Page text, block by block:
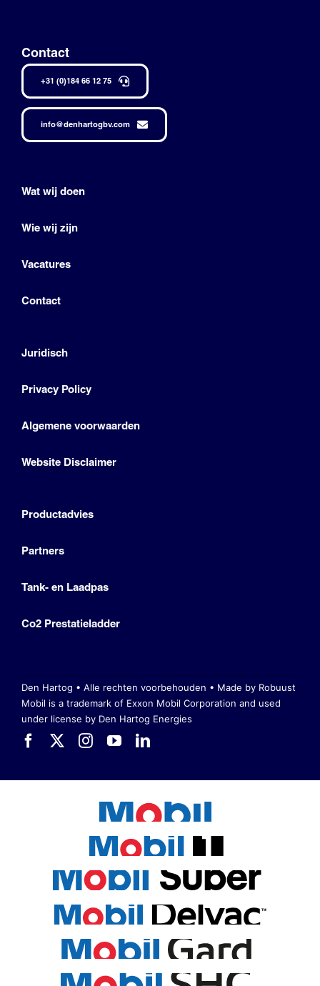
Contact
+31 (0)184 66 12 75
info@denhartogbv.com
Wat wij doen
Wie wij zijn
Vacatures
Contact
Juridisch
Privacy Policy
Algemene voorwaarden
Website Disclaimer
Productadvies
Partners
Tank- en Laadpas
Co2 Prestatieladder
Den Hartog • Alle rechten voorbehouden • Made by Robuust
Mobil is a trademark of Exxon Mobil Corporation and used
under license by Den Hartog Energies